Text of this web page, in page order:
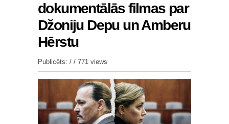
dokumentālās filmas par
Džoniju Depu un Amberu
Hērstu
Publicēts: / / 771 views